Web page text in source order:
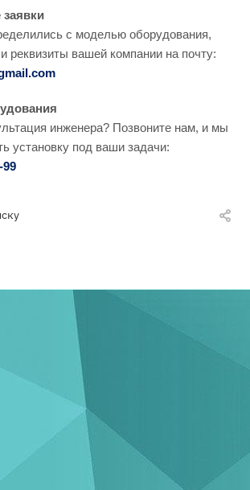
к повышенному и пониженному
на растяжение и разрыв;
зарядов при заземлении
свойства.
кратковременно до +125°С.
без спирали
с моделью оборудования,
и реквизиты вашей компании на почту:
инженера? Позвоните нам, и мы
установку под ваши задачи:
99